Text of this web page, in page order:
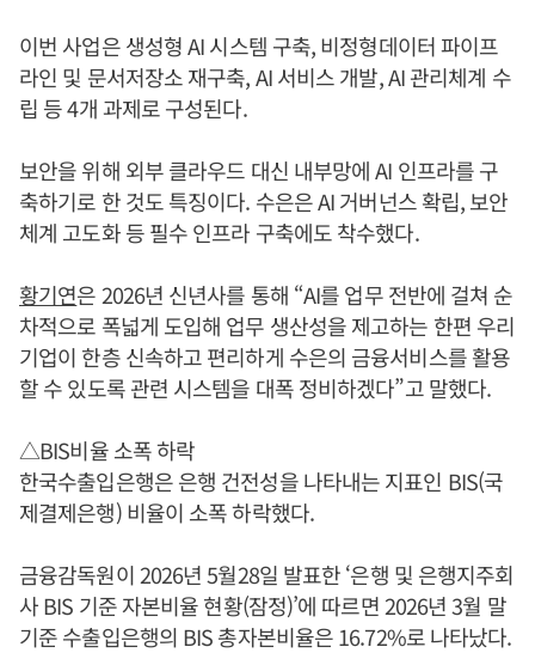
이번 사업은 생성형 AI 시스템 구축, 비정형데이터 파이프
라인 및 문서저장소 재구축, AI 서비스 개발, AI 관리체계 수
립 등 4개 과제로 구성된다.
보안을 위해 외부 클라우드 대신 내부망에 AI 인프라를 구
축하기로 한 것도 특징이다. 수은은 AI 거버넌스 확립, 보안
체계 고도화 등 필수 인프라 구축에도 착수했다.
황기연은 2026년 신년사를 통해 “AI를 업무 전반에 걸쳐 순
차적으로 폭넓게 도입해 업무 생산성을 제고하는 한편 우리
기업이 한층 신속하고 편리하게 수은의 금융서비스를 활용
할 수 있도록 관련 시스템을 대폭 정비하겠다”고 말했다.
△BIS비율 소폭 하락
한국수출입은행은 은행 건전성을 나타내는 지표인 BIS(국
제결제은행) 비율이 소폭 하락했다.
금융감독원이 2026년 5월28일 발표한 ‘은행 및 은행지주회
사 BIS 기준 자본비율 현황(잠정)’에 따르면 2026년 3월 말
기준 수출입은행의 BIS 총자본비율은 16.72%로 나타났다.